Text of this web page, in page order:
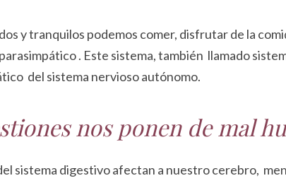
y tranquilos podemos comer, disfrutar de la
. Este sistema, también llamado
del sistema nervioso autónomo.
nos ponen de mal
sistema digestivo afectan a nuestro cerebro,